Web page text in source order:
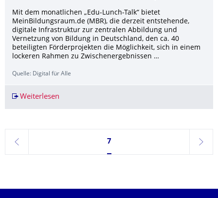
Mit dem monatlichen „Edu-Lunch-Talk“ bietet
MeinBildungsraum.de (MBR), die derzeit entstehende,
digitale Infrastruktur zur zentralen Abbildung und
Vernetzung von Bildung in Deutschland, den ca. 40
beteiligten Förderprojekten die Möglichkeit, sich in einem
lockeren Rahmen zu Zwischenergebnissen …
Quelle: Digital für Alle
Weiterlesen
zurück
Seite 7, aktuell ausgewählt
7
weiter